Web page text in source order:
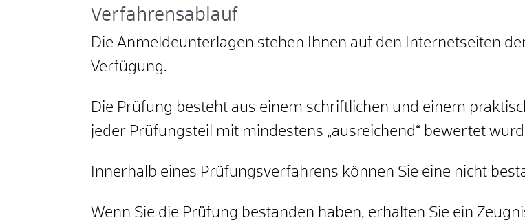
Verfahrensablauf
Die Anmeldeunterlagen stehen Ihnen auf den Internetseiten
Verfügung.
Die Prüfung besteht aus einem schriftlichen und einem
jeder Prüfungsteil mit mindestens „ausreichend“ bewertet
Innerhalb eines Prüfungsverfahrens können Sie eine nicht
Wenn Sie die Prüfung bestanden haben, erhalten Sie ein